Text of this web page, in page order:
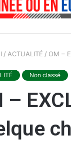
/ ACTUALITÉ / OM –
Non classé
–